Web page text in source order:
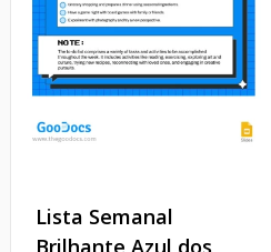
Lista Semanal
Brilhante Azul dos